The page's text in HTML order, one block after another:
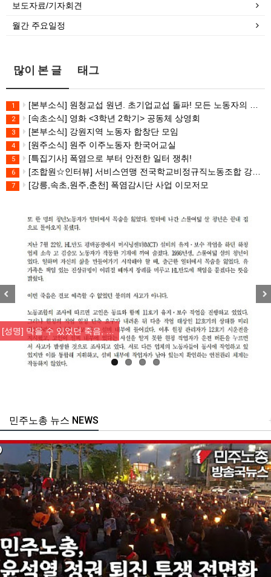
보도자료/기자회견
월간 주요일정
많이 본 글 태그
1 [본부소식] 원청교섭 원년. 초기업교섭 돌파! 모든 노동자의 노동기본권 쟁취! 민주노총 7.15 총파업대회
2 [속초소식] 영화 <3학년 2학기> 공동체 상영회
3 [본부소식] 강원지역 노동자 합창단 모임
4 [원주소식] 원주 이주노동자 한국어교실
5 [특집기사] 폭염으로 부터 안전한 일터 쟁취!
6 [조합원☆인터뷰] 서비스연맹 전국학교비정규직노동조합 강원지부 김유미 춘천지회장
7 [강릉,속초,원주,춘천] 폭염감시단 사업 이모저모
[성명] 막을 수 있었던 죽음, …
주노총 뉴스 NEWS